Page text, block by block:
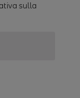
sulla